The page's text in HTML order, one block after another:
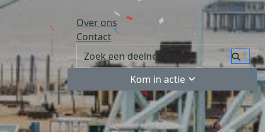
Over ons
Contact
Kom in actie